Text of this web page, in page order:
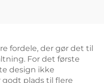
fordele, der gør det til
For det første
design ikke
plads til flere